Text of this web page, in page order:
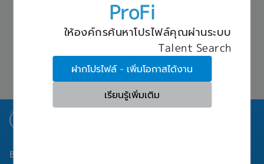
ProFi
ให้องค์กรค้นหาโปรไฟล์คุณผ่านระบบ
Talent Search
ฝากโปรไฟล์ - เพิ่มโอกาสได้งาน
เรียนรู้เพิ่มเติม
registration, including new registrations,
renewals, amendments, and regulatory
approvals.- Research regulatory requirements,
product classifications, registration procedures,
timelines, and fees for target markets.- Prepare,
review, and coordinate regulatory dossiers and
supporting technical documentation.- Liaise
with overseas regulatory authorities, local
registration agents, distributors, consultants,
and testing laboratories.- Monitor registration
- Health Insurance (IPD: Employee and family's
member)
- Medical Allowanc
- Bonus
- Provident Fund 3-5%
- Annual Leave 6-12 days (After 1 year
Bangkok Branch